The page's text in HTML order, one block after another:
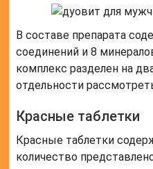
В составе препарата
соединений и 8
комплекс разделен на
отдельности
Красные таблетки
Красные таблетки
количество